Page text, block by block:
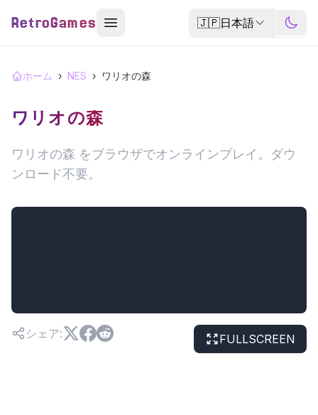
RetroGames 🇯🇵日本語
ホーム › NES › ワリオの森
ワリオの森
ワリオの森 をブラウザでオンラインプレイ。ダウ
ンロード不要。
シェア: FULLSCREEN